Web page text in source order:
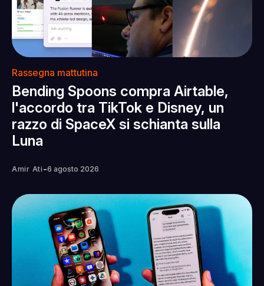
Rassegna mattutina
Bending Spoons compra Airtable,
l'accordo tra TikTok e Disney, un
razzo di SpaceX si schianta sulla
Luna
Amir Ati -6 agosto 2026